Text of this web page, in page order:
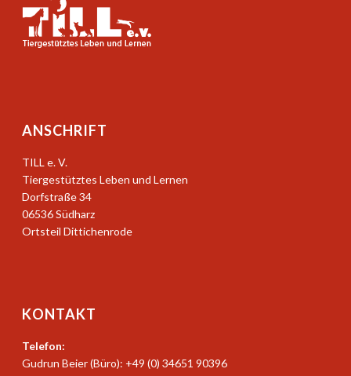
ANSCHRIFT
TILL e. V.
Tiergestütztes Leben und Lernen
Dorfstraße 34
06536 Südharz
Ortsteil Dittichenrode
KONTAKT
Telefon:
Gudrun Beier (Büro): +49 (0) 34651 90396